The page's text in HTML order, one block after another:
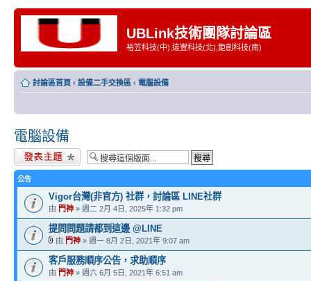
UBLink技術團隊討論區
裕笠科技(中),遠豐科技(北),鉅創科技(南)
討論區首頁 ‹ 設備二手交換區 ‹ 電腦設備
電腦設備
發表新主題
公告
Vigor台灣(非官方) 社群，討論區 LINE社群
由 門神 » 週二 2月 4日, 2025年 1:32 pm
提問問題請都到這邊 @LINE
由 門神 » 週一 8月 2日, 2021年 9:07 am
客戶服務順序公告，求助順序
由 門神 » 週六 6月 5日, 2021年 6:51 am